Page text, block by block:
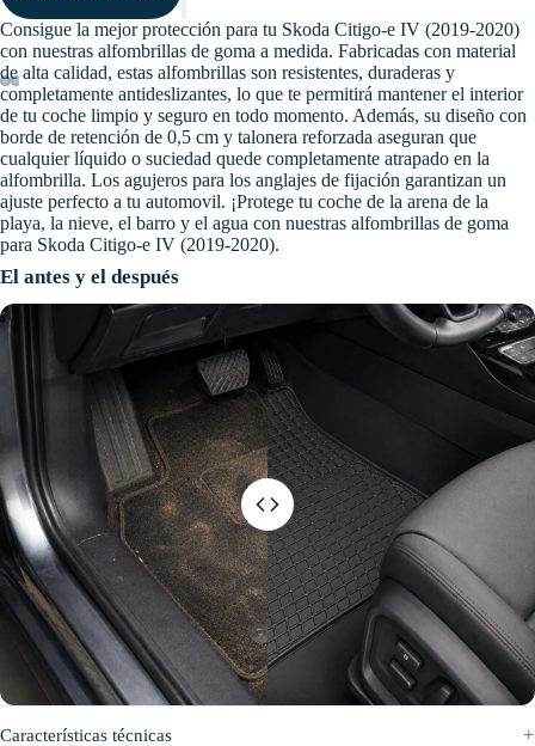
Consigue la mejor protección para tu Skoda Citigo-e IV (2019-2020)
con nuestras alfombrillas de goma a medida. Fabricadas con material
de alta calidad, estas alfombrillas son resistentes, duraderas y
completamente antideslizantes, lo que te permitirá mantener el interior
de tu coche limpio y seguro en todo momento. Además, su diseño con
borde de retención de 0,5 cm y talonera reforzada aseguran que
cualquier líquido o suciedad quede completamente atrapado en la
alfombrilla. Los agujeros para los anglajes de fijación garantizan un
ajuste perfecto a tu automovil. ¡Protege tu coche de la arena de la
playa, la nieve, el barro y el agua con nuestras alfombrillas de goma
para Skoda Citigo-e IV (2019-2020).
El antes y el después
Después
Características técnicas